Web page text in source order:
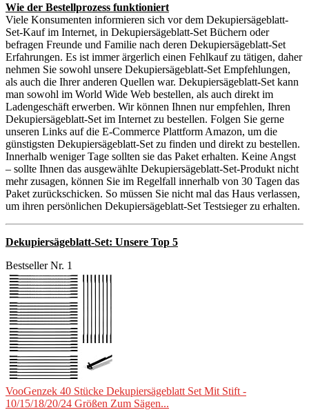
Wie der Bestellprozess funktioniert
Viele Konsumenten informieren sich vor dem Dekupiersägeblatt-
Set-Kauf im Internet, in Dekupiersägeblatt-Set Büchern oder
befragen Freunde und Familie nach deren Dekupiersägeblatt-Set
Erfahrungen. Es ist immer ärgerlich einen Fehlkauf zu tätigen, daher
nehmen Sie sowohl unsere Dekupiersägeblatt-Set Empfehlungen,
als auch die Ihrer anderen Quellen war. Dekupiersägeblatt-Set kann
man sowohl im World Wide Web bestellen, als auch direkt im
Ladengeschäft erwerben. Wir können Ihnen nur empfehlen, Ihren
Dekupiersägeblatt-Set im Internet zu bestellen. Folgen Sie gerne
unseren Links auf die E-Commerce Plattform Amazon, um die
günstigsten Dekupiersägeblatt-Set zu finden und direkt zu bestellen.
Innerhalb weniger Tage sollten sie das Paket erhalten. Keine Angst
– sollte Ihnen das ausgewählte Dekupiersägeblatt-Set-Produkt nicht
mehr zusagen, können Sie im Regelfall innerhalb von 30 Tagen das
Paket zurückschicken. So müssen Sie nicht mal das Haus verlassen,
um ihren persönlichen Dekupiersägeblatt-Set Testsieger zu erhalten.
Dekupiersägeblatt-Set: Unsere Top 5
Bestseller Nr. 1
VooGenzek 40 Stücke Dekupiersägeblatt Set Mit Stift -
10/15/18/20/24 Größen Zum Sägen...